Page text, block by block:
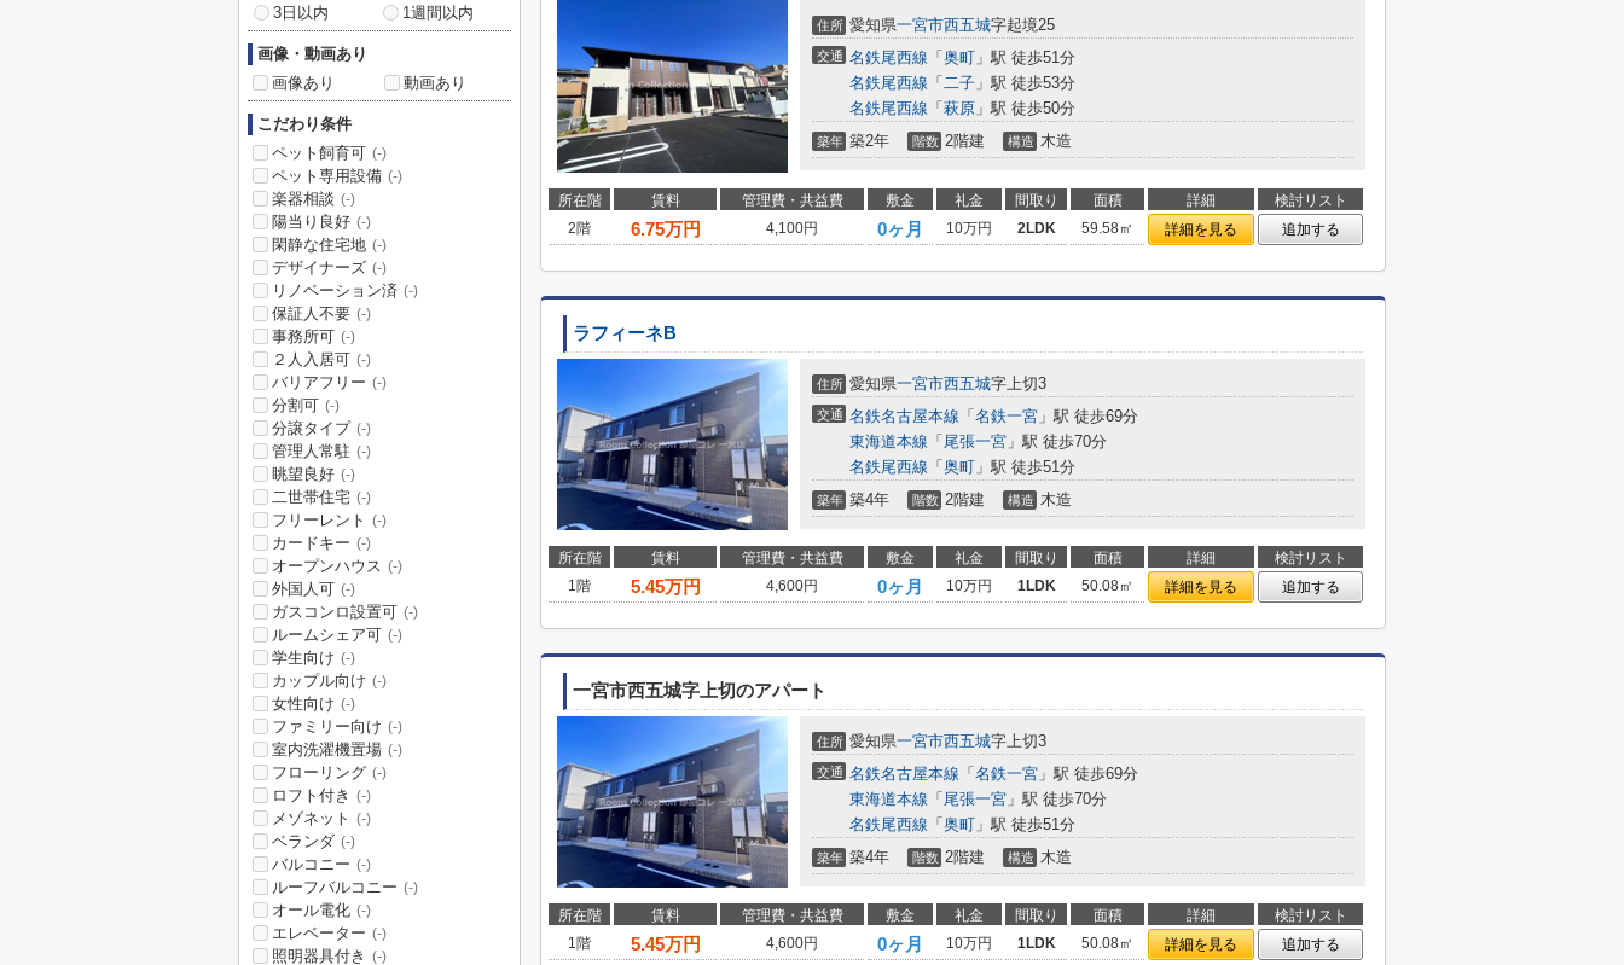
住所 愛知県一宮市西五城字起境25
交通 名鉄尾西線 「 奥町 」駅 徒歩51分
名鉄尾西線 「 二子 」駅 徒歩53分
名鉄尾西線 「 萩原 」駅 徒歩50分
築年 築2年 階数 2階建 構造 木造
所在階 賃料 管理費・共益費 敷金 礼金 間取り 面積 詳細
検討リスト
2階
6.75万円 4,100円 0ヶ月 10万円 2LDK 59.58㎡ 詳細を見る 追加する
ラフィーネB
住所 愛知県一宮市西五城字上切3
交通 名鉄名古屋本線 「 名鉄一宮 」駅 徒歩69分
東海道本線 「 尾張一宮 」駅 徒歩70分
名鉄尾西線 「 奥町 」駅 徒歩51分
築年 築4年 階数 2階建 構造 木造
所在階 賃料 管理費・共益費 敷金 礼金 間取り 面積 詳細
検討リスト
1階
5.45万円 4,600円 0ヶ月 10万円 1LDK 50.08㎡ 詳細を見る 追加する
一宮市西五城字上切のアパート
住所 愛知県一宮市西五城字上切3
交通 名鉄名古屋本線 「 名鉄一宮 」駅 徒歩69分
東海道本線 「 尾張一宮 」駅 徒歩70分
名鉄尾西線 「 奥町 」駅 徒歩51分
築年 築4年 階数 2階建 構造 木造
所在階 賃料 管理費・共益費 敷金 礼金 間取り 面積 詳細
検討リスト
1階
5.45万円 4,600円 0ヶ月 10万円 1LDK 50.08㎡ 詳細を見る 追加する
3日以内
1週間以内
画像・動画あり
画像あり
動画あり
こだわり条件
ペット飼育可 (-)
ペット専用設備 (-)
楽器相談 (-)
陽当り良好 (-)
閑静な住宅地 (-)
デザイナーズ (-)
リノベーション済 (-)
保証人不要 (-)
事務所可 (-)
２人入居可 (-)
バリアフリー (-)
分割可 (-)
分譲タイプ (-)
管理人常駐 (-)
眺望良好 (-)
二世帯住宅 (-)
フリーレント (-)
カードキー (-)
オープンハウス (-)
外国人可 (-)
ガスコンロ設置可 (-)
ルームシェア可 (-)
学生向け (-)
カップル向け (-)
女性向け (-)
ファミリー向け (-)
室内洗濯機置場 (-)
フローリング (-)
ロフト付き (-)
メゾネット (-)
ベランダ (-)
バルコニー (-)
ルーフバルコニー (-)
オール電化 (-)
エレベーター (-)
照明器具付き (-)